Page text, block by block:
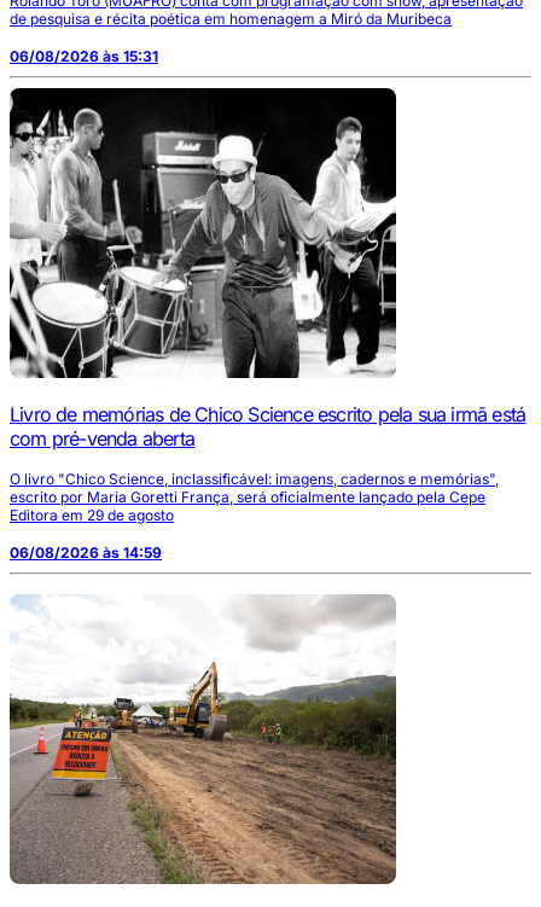
de pesquisa e récita poética em homenagem a Miró da Muribeca
06/08/2026 às 15:31
Livro de memórias de Chico Science escrito pela sua irmã está
com pré-venda aberta
O livro "Chico Science, inclassificável: imagens, cadernos e memórias",
escrito por Maria Goretti França, será oficialmente lançado pela Cepe
Editora em 29 de agosto
06/08/2026 às 14:59